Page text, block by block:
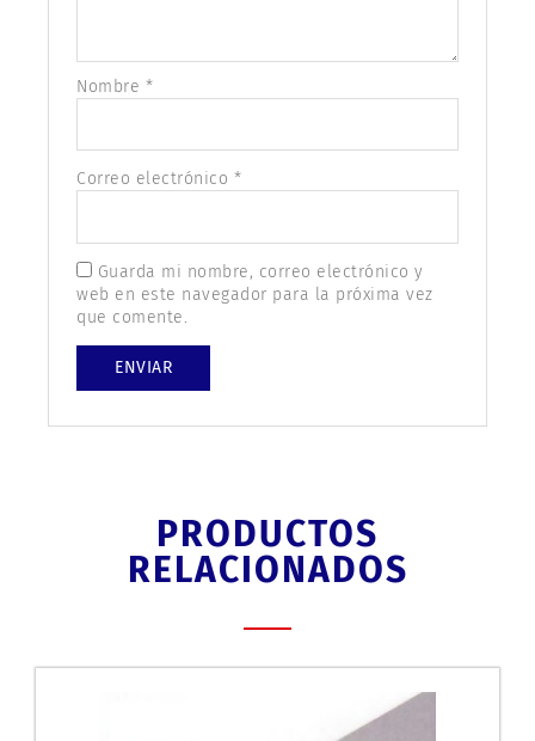
Nombre *
Correo electrónico *
Guarda mi nombre, correo electrónico y
web en este navegador para la próxima vez
que comente.
PRODUCTOS
RELACIONADOS